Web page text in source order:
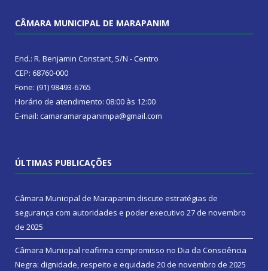
CÂMARA MUNICIPAL DE MARAPANIM
End.: R. Benjamin Constant, S/N - Centro
CEP: 68760-000
Fone: (91) 98493-6765
Horário de atendimento: 08:00 às 12:00
E-mail: camaramarapanimpa@gmail.com
ÚLTIMAS PUBLICAÇÕES
Câmara Municipal de Marapanim discute estratégias de
segurança com autoridades e poder executivo 27 de novembro
de 2025
Câmara Municipal reafirma compromisso no Dia da Consciência
Negra: dignidade, respeito e equidade 20 de novembro de 2025